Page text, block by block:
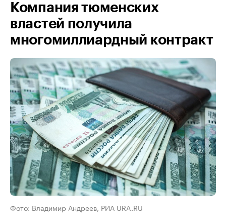
Компания тюменских
властей получила
многомиллиардный контракт
Фото: Владимир Андреев, РИА URA.RU